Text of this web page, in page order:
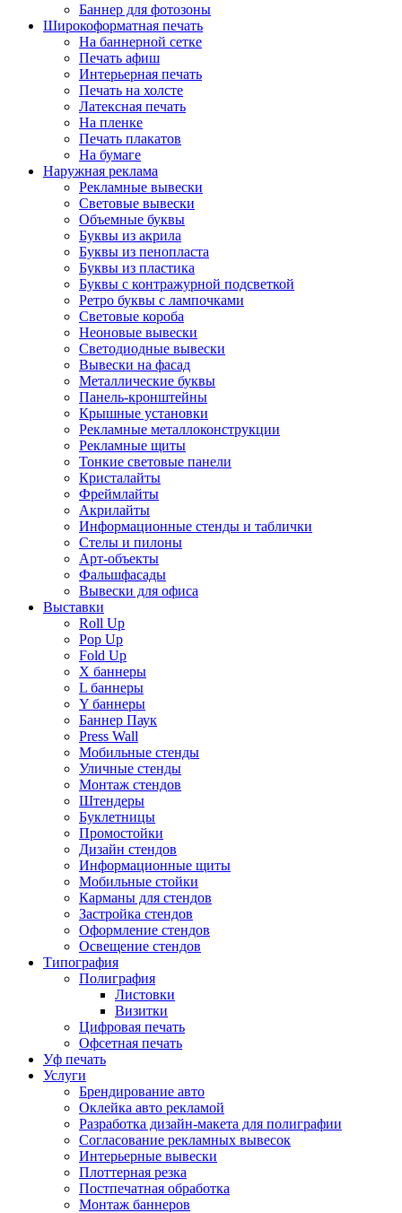
Баннер для фотозоны
Широкоформатная печать
На баннерной сетке
Печать афиш
Интерьерная печать
Печать на холсте
Латексная печать
На пленке
Печать плакатов
На бумаге
Наружная реклама
Рекламные вывески
Световые вывески
Объемные буквы
Буквы из акрила
Буквы из пенопласта
Буквы из пластика
Буквы с контражурной подсветкой
Ретро буквы с лампочками
Световые короба
Неоновые вывески
Светодиодные вывески
Вывески на фасад
Металлические буквы
Панель-кронштейны
Крышные установки
Рекламные металлоконструкции
Рекламные щиты
Тонкие световые панели
Кристалайты
Фреймлайты
Акрилайты
Информационные стенды и таблички
Стелы и пилоны
Арт-объекты
Фальшфасады
Вывески для офиса
Выставки
Roll Up
Pop Up
Fold Up
Х баннеры
L баннеры
Y баннеры
Баннер Паук
Press Wall
Мобильные стенды
Уличные стенды
Монтаж стендов
Штендеры
Буклетницы
Промостойки
Дизайн стендов
Информационные щиты
Мобильные стойки
Карманы для стендов
Застройка стендов
Оформление стендов
Освещение стендов
Типография
Полиграфия
Листовки
Визитки
Цифровая печать
Офсетная печать
Уф печать
Услуги
Брендирование авто
Оклейка авто рекламой
Разработка дизайн-макета для полиграфии
Согласование рекламных вывесок
Интерьерные вывески
Плоттерная резка
Постпечатная обработка
Монтаж баннеров